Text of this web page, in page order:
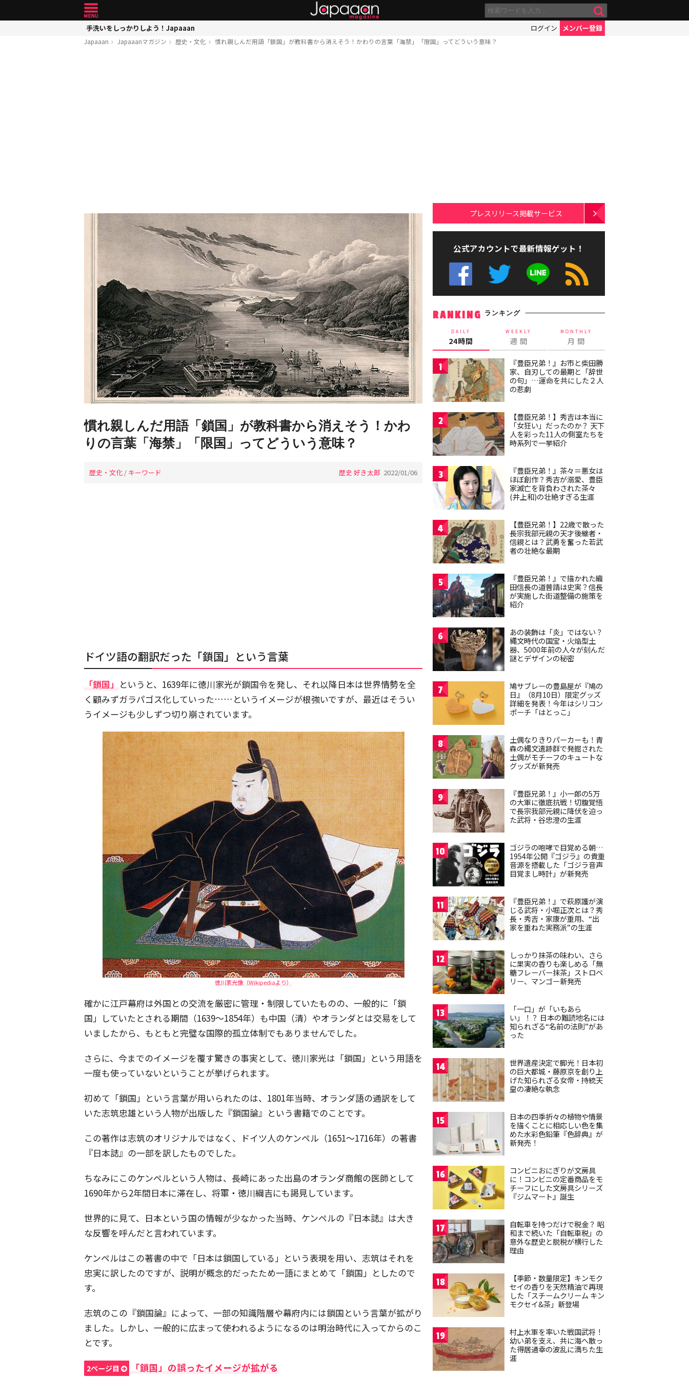
手洗いをしっかりしよう！Japaaan ログイン メンバー登録
Japaaan Japaaanマガジン 歴史・文化 慣れ親しんだ用語「鎖国」が教科書から消えそう！かわりの言葉「海禁」「限国」ってどういう意味？
慣れ親しんだ用語「鎖国」が教科書から消えそう！かわ
りの言葉「海禁」「限国」ってどういう意味？
歴史・文化 / キーワード 歴史 好き太郎 2022/01/06
ドイツ語の翻訳だった「鎖国」という言葉
「鎖国」 というと、1639年に徳川家光が鎖国令を発し、それ以降日本は世界情勢を全
く顧みずガラパゴス化していった……というイメージが根強いですが、最近はそうい
うイメージも少しずつ切り崩されています。
徳川家光像（Wikipediaより）
確かに江戸幕府は外国との交流を厳密に管理・制限していたものの、一般的に「鎖
国」していたとされる期間（1639～1854年）も中国（清）やオランダとは交易をして
いましたから、もともと完璧な国際的孤立体制でもありませんでした。
さらに、今までのイメージを覆す驚きの事実として、徳川家光は「鎖国」という用語を
一度も使っていないということが挙げられます。
初めて「鎖国」という言葉が用いられたのは、1801年当時、オランダ語の通訳をして
いた志筑忠雄という人物が出版した『鎖国論』という書籍でのことです。
この著作は志筑のオリジナルではなく、ドイツ人のケンペル（1651～1716年）の著書
『日本誌』の一部を訳したものでした。
ちなみにこのケンペルという人物は、長崎にあった出島のオランダ商館の医師として
1690年から2年間日本に滞在し、将軍・徳川綱吉にも謁見しています。
世界的に見て、日本という国の情報が少なかった当時、ケンペルの『日本誌』は大き
な反響を呼んだと言われています。
ケンペルはこの著書の中で「日本は鎖国している」という表現を用い、志筑はそれを
忠実に訳したのですが、説明が概念的だったため一語にまとめて「鎖国」としたので
す。
志筑のこの『鎖国論』によって、一部の知識階層や幕府内には鎖国という言葉が拡がり
ました。しかし、一般的に広まって使われるようになるのは明治時代に入ってからのこ
とです。
2ページ目 「鎖国」の誤ったイメージが拡がる
プレスリリース掲載サービス
公式アカウントで最新情報ゲット！
RANKING ランキング
DAILY
24時間
WEEKLY
週 間
MONTHLY
月 間
1
『豊臣兄弟！』お市と柴田勝
家、自刃しての最期と「辞世
の句」…運命を共にした２人
の悲劇
2
【豊臣兄弟！】秀吉は本当に
「女狂い」だったのか？ 天下
人を彩った11人の側室たちを
時系列で一挙紹介
3
『豊臣兄弟！』茶々＝悪女は
ほぼ創作？秀吉が溺愛、豊臣
家滅亡を背負わされた茶々
(井上和)の壮絶すぎる生涯
4
【豊臣兄弟！】22歳で散った
長宗我部元親の天才後継者・
信親とは？武勇を奮った若武
者の壮絶な最期
5
『豊臣兄弟！』で描かれた織
田信長の道普請は史実？信長
が実施した街道整備の施策を
紹介
6
あの装飾は「炎」ではない？
縄文時代の国宝・火焔型土
器、5000年前の人々が刻んだ
謎とデザインの秘密
7
鳩サブレーの豊島屋が『鳩の
日』（8月10日）限定グッズ
詳細を発表！今年はシリコン
ポーチ「はとっこ」
8
土偶なりきりパーカーも！青
森の縄文遺跡群で発掘された
土偶がモチーフのキュートな
グッズが新発売
9
『豊臣兄弟！』小一郎の5万
の大軍に徹底抗戦！切腹覚悟
で長宗我部元親に降伏を迫っ
た武将・谷忠澄の生涯
10
ゴジラの咆哮で目覚める朝…
1954年公開『ゴジラ』の貴重
音源を搭載した「ゴジラ音声
目覚まし時計」が新発売
11
『豊臣兄弟！』で萩原護が演
じる武将・小堀正次とは？秀
長・秀吉・家康が重用、“出
家を重ねた実務派”の生涯
12
しっかり抹茶の味わい、さら
に果実の香りも楽しめる「無
糖フレーバー抹茶」ストロベ
リー、マンゴー新発売
13
「一口」が「いもあら
い」！？ 日本の難読地名には
知られざる“名前の法則”があ
った
14
世界遺産決定で脚光！日本初
の巨大都城・藤原京を創り上
げた知られざる女帝・持統天
皇の凄絶な執念
15
日本の四季折々の植物や情景
を描くことに相応しい色を集
めた水彩色鉛筆『色辞典』が
新発売！
16
コンビニおにぎりが文房具
に！コンビニの定番商品をモ
チーフにした文房具シリーズ
『ジムマート』誕生
17
自転車を持つだけで税金？ 昭
和まで続いた「自転車税」の
意外な歴史と脱税が横行した
理由
18
【季節・数量限定】キンモク
セイの香りを天然精油で再現
した「スチームクリーム キン
モクセイ&茶」新登場
19
村上水軍を率いた戦国武将！
幼い弟を支え、共に海へ散っ
た得居通幸の波乱に満ちた生
涯